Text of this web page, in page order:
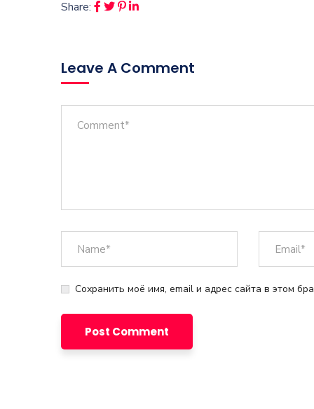
Share:
Leave A Comment
Сохранить моё имя, email и адрес сайта в этом